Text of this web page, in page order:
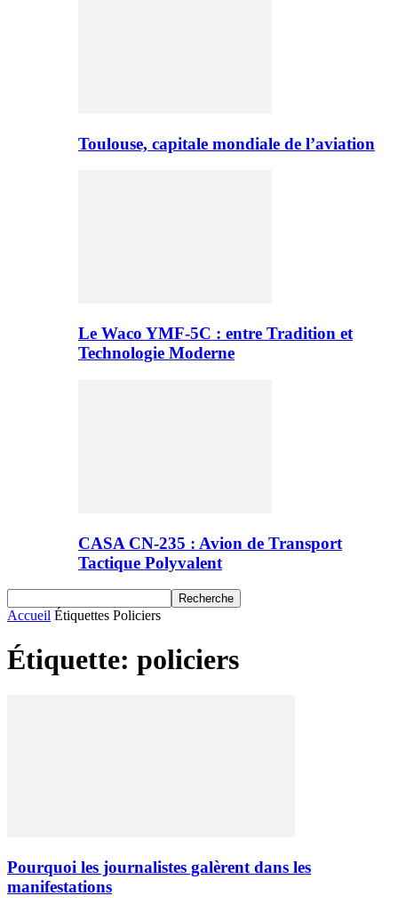
Toulouse, capitale mondiale de l’aviation
Le Waco YMF-5C : entre Tradition et
Technologie Moderne
CASA CN-235 : Avion de Transport
Tactique Polyvalent
Accueil Étiquettes Policiers
Étiquette: policiers
Pourquoi les journalistes galèrent dans les
manifestations